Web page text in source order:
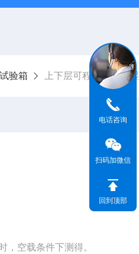
验箱 上下层可程式恒温恒
空载条件下测得。
电话咨询
扫码加微信
回到顶部